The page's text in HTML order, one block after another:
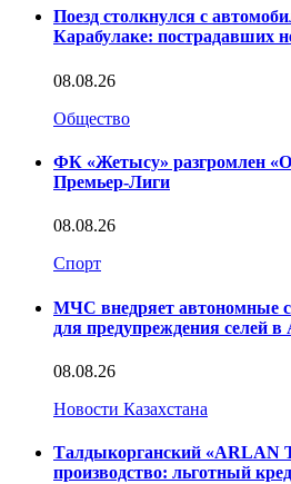
Поезд столкнулся с
Карабулаке: пострадавших
08.08.26
Общество
ФК «Жетысу» разгромлен
Премьер-Лиги
08.08.26
Спорт
МЧС внедряет автономные
для предупреждения селей
08.08.26
Новости Казахстана
Талдыкорганский «ARLAN
производство: льготный